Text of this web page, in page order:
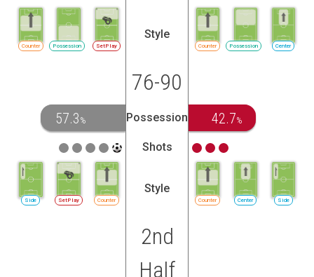
SetPlay
Possession
Counter
Style
Counter Possession Center
76-90
57.3 % Possession 42.7%
Shots
Counter
SetPlay
Side
Style
Counter Center Side
2nd
Half